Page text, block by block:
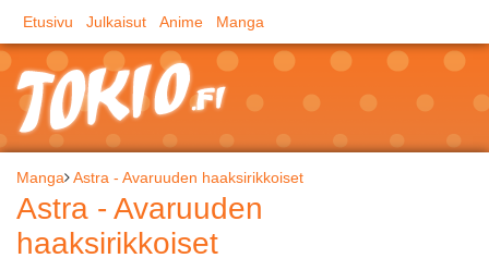
Etusivu Julkaisut Anime Manga
Manga Astra - Avaruuden haaksirikkoiset
Astra - Avaruuden
haaksirikkoiset